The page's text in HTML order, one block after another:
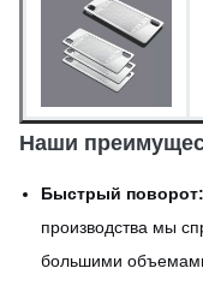
Наши
Быстрый поворот:
производства мы
большими